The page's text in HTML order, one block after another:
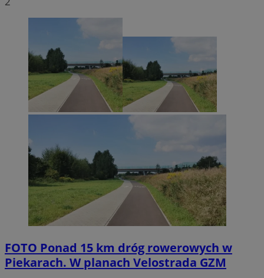
FOTO Ponad 15 km dróg rowerowych w
Piekarach. W planach Velostrada GZM